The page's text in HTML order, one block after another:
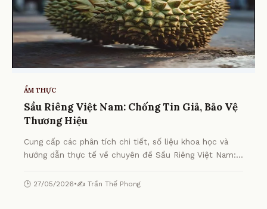
ẨM THỰC
Sầu Riêng Việt Nam: Chống Tin Giả, Bảo Vệ
Thương Hiệu
Cung cấp các phân tích chi tiết, số liệu khoa học và
hướng dẫn thực tế về chuyên đề Sầu Riêng Việt Nam:
🕒 27/05/2026•✍️ Trần Thế Phong